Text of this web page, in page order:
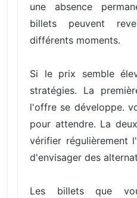
une absence
billets peuvent
différents moments.
Si le prix semble
stratégies. La
l'offre se développe.
pour attendre. La
vérifier régulièrement
d'envisager des
Les billets que